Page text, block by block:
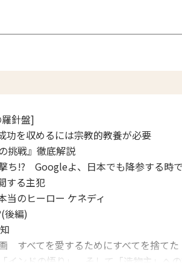
針盤]
を収めるには宗教的教養が必要
挑戦』徹底解説
ち!? Googleよ、日本でも降参する時
る主犯
のヒーロー ケネディ
編)
べてを愛するためにすべてを捨て
インドの悟り」 そして「造物主」への